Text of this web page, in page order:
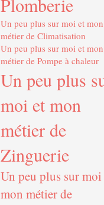
Un peu plus sur moi et mon
métier de Climatisation
Un peu plus sur moi et mon
métier de Pompe à chaleur
Un peu plus
moi et mon
métier de
Zinguerie
Un peu plus sur moi
mon métier de